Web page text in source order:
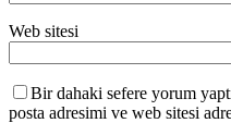
Web sitesi
Bir dahaki sefere yorum
posta adresimi ve web sitesi